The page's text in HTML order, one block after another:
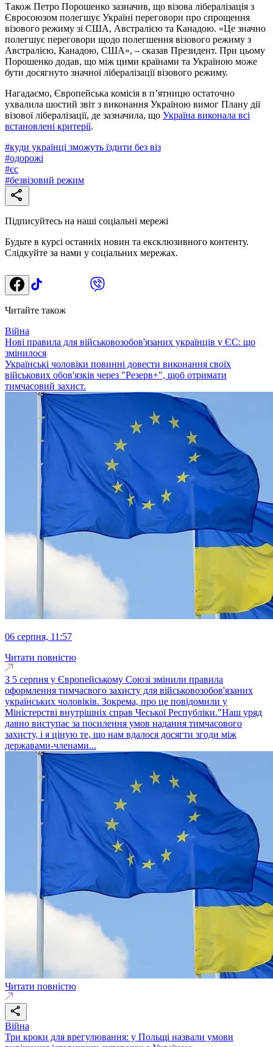
Також Петро Порошенко зазначив, що візова лібералізація з
Євросоюзом полегшує Україні переговори про спрощення
візового режиму зі США, Австралією та Канадою. «Це значно
полегшує переговори щодо полегшення візового режиму з
Австралією, Канадою, США», – сказав Президент. При цьому
Порошенко додав, що між цими країнами та Україною може
бути досягнуто значної лібералізації візового режиму.
Нагадаємо, Європейська комісія в п’ятницю остаточно
ухвалила шостий звіт з виконання Україною вимог Плану дії
візової лібералізації, де зазначила, що Україна виконала всі
встановлені критерії.
#куди українці зможуть їздити без віз
#одорожі
#єс
#безвізовий режим
Підписуйтесь на наші соціальні мережі
Будьте в курсі останніх новин та ексклюзивного контенту.
Слідкуйте за нами у соціальних мережах.
Читайте також
Війна
Нові правила для військовозобов'язаних українців у ЄС: що
змінилося
Українські чоловіки повинні довести виконання своїх
військових обов'язків через "Резерв+", щоб отримати
тимчасовий захист.
06 серпня, 11:57
Читати повністю
З 5 серпня у Європейському Союзі змінили правила
оформлення тимчасвого захисту для військовозобов'язаних
українських чоловіків. Зокрема, про це повідомили у
Міністерстві внутрішніх справ Чеської Республіки."Наш уряд
давно виступає за посилення умов надання тимчасового
захисту, і я ціную те, що нам вдалося досягти згоди між
державами-членами...
Читати повністю
Війна
Три кроки для врегулювання: у Польщі назвали умови